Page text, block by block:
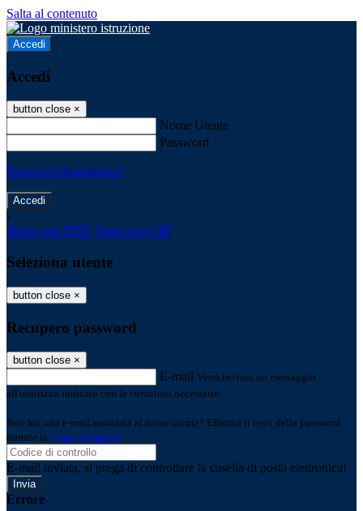
Salta al contenuto
Accedi
Accedi
button close ×
Nome Utente
Password
Password dimenticata?
-
Entra con SPID Entra con CIE
Seleziona utente
button close ×
Recupero password
button close ×
E-mail Verrà inviato un messaggio
all'indirizzo indicato con le istruzioni necessarie.
Non hai una e-mail associata al nome utente? Effettua il reset della password
tramite la Login Spaggiari
E-mail inviata, si prega di controllare la casella di posta elettronica!
Errore